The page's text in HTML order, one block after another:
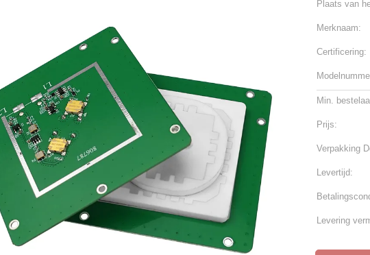
Plaats van
Merknaam:
Certificering:
Min.
Prijs:
Verpakking
Levertijd:
Levering